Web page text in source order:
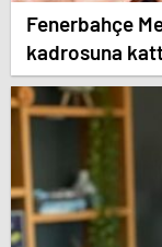
Fenerbahçe
kadrosuna